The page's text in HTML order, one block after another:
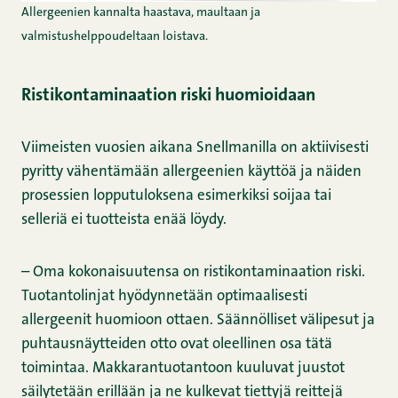
Allergeenien kannalta haastava, maultaan ja
valmistushelppoudeltaan loistava.
Ristikontaminaation riski huomioidaan
Viimeisten vuosien aikana Snellmanilla on aktiivisesti
pyritty vähentämään allergeenien käyttöä ja näiden
prosessien lopputuloksena esimerkiksi soijaa tai
selleriä ei tuotteista enää löydy.
– Oma kokonaisuutensa on ristikontaminaation riski.
Tuotantolinjat hyödynnetään optimaalisesti
allergeenit huomioon ottaen. Säännölliset välipesut ja
puhtausnäytteiden otto ovat oleellinen osa tätä
toimintaa. Makkarantuotantoon kuuluvat juustot
säilytetään erillään ja ne kulkevat tiettyjä reittejä